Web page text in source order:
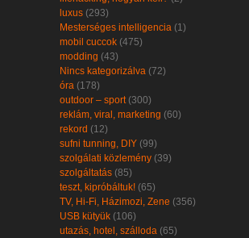
luxus (293)
Mesterséges intelligencia (1)
mobil cuccok (475)
modding (43)
Nincs kategorizálva (72)
óra (178)
outdoor – sport (300)
reklám, viral, marketing (60)
rekord (12)
sufni tunning, DIY (99)
szolgálati közlemény (39)
szolgáltatás (85)
teszt, kipróbáltuk! (65)
TV, Hi-Fi, Házimozi, Zene (356)
USB kütyük (106)
utazás, hotel, szálloda (65)